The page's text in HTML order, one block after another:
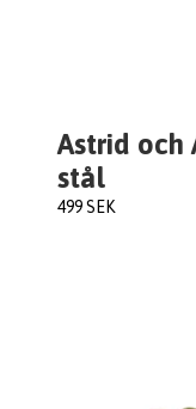
Astrid och
stål
499 SEK